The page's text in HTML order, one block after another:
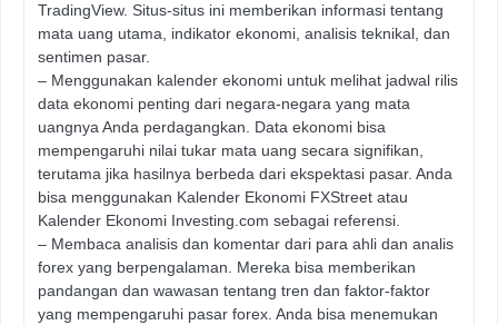
TradingView. Situs-situs ini memberikan informasi tentang
mata uang utama, indikator ekonomi, analisis teknikal, dan
sentimen pasar.
– Menggunakan kalender ekonomi untuk melihat jadwal rilis
data ekonomi penting dari negara-negara yang mata
uangnya Anda perdagangkan. Data ekonomi bisa
mempengaruhi nilai tukar mata uang secara signifikan,
terutama jika hasilnya berbeda dari ekspektasi pasar. Anda
bisa menggunakan Kalender Ekonomi FXStreet atau
Kalender Ekonomi Investing.com sebagai referensi.
– Membaca analisis dan komentar dari para ahli dan analis
forex yang berpengalaman. Mereka bisa memberikan
pandangan dan wawasan tentang tren dan faktor-faktor
yang mempengaruhi pasar forex. Anda bisa menemukan